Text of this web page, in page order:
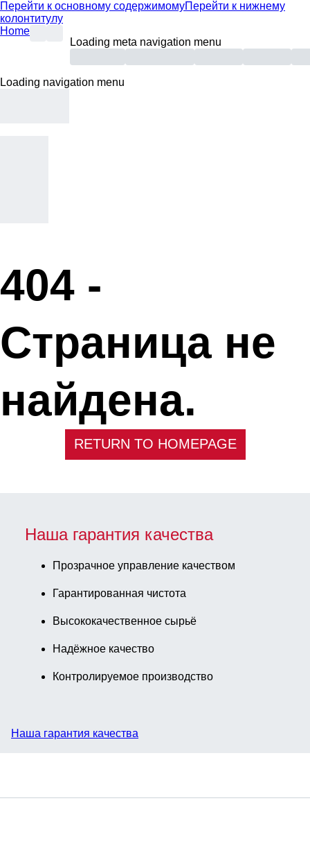
Перейти к основному содержимомуПерейти к нижнему
колонтитулу
Home
Loading meta navigation menu
Loading navigation menu
404 -
Страница не
найдена.
RETURN TO HOMEPAGE
Наша гарантия качества
Прозрачное управление качеством
Гарантированная чистота
Высококачественное сырьё
Надёжное качество
Контролируемое производство
Наша гарантия качества